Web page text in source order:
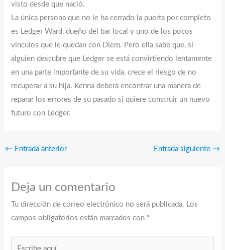
visto desde que nació.
La única persona que no le ha cerrado la puerta por completo
es Ledger Ward, dueño del bar local y uno de los pocos
vínculos que le quedan con Diem. Pero ella sabe que, si
alguien descubre que Ledger se está convirtiendo lentamente
en una parte importante de su vida, crece el riesgo de no
recuperar a su hija. Kenna deberá encontrar una manera de
reparar los errores de su pasado si quiere construir un nuevo
futuro con Ledger.
← Entrada anterior Entrada siguiente →
Deja un comentario
Tu dirección de correo electrónico no será publicada. Los
campos obligatorios están marcados con *